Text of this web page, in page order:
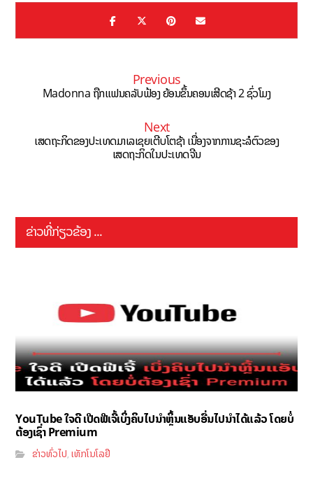
Previous
Madonna ຖືກແຟນຄລັບຟ້ອງ ຍ້ອນຂຶ້ນຄອນເສີດຊ້າ 2 ຊົ່ວໂມງ
Next
ເສດຖະກິດຂອງປະເທດມາເລເຊຍເຕີບໂຕຊ້າ ເນື່ອງຈາກການຊະລໍຕົວຂອງ
ເສດຖະກິດໃນປະເທດຈີນ
ຂ່າວທີ່ກ່ຽວຂ້ອງ ...
YouTube ໃຈດີ ເປີດຟີເຈີ້ເບິ່ງຄິບໄປນຳຫຼິ້ນແອັບອື່ນໄປນຳໄດ້ແລ້ວ ໂດຍບໍ່
ຕ້ອງເຊົ່າ Premium
ຂ່າວທົ່ວໄປ,ເທັກໂນໂລຢີ